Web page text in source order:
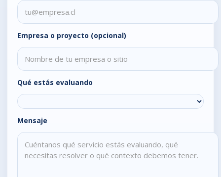
Empresa o proyecto (opcional)
Qué estás evaluando
Mensaje